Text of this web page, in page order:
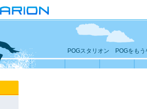
POGスタリオン POGをもう